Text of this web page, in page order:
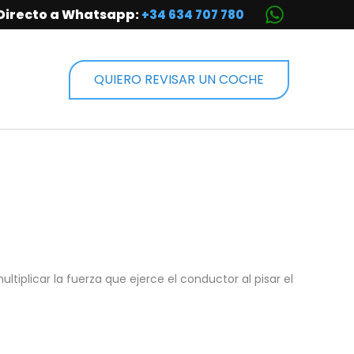
a Whatsapp:+34 634 707 780
QUIERO REVISAR UN COCHE
la fuerza que ejerce el conductor al pisar el